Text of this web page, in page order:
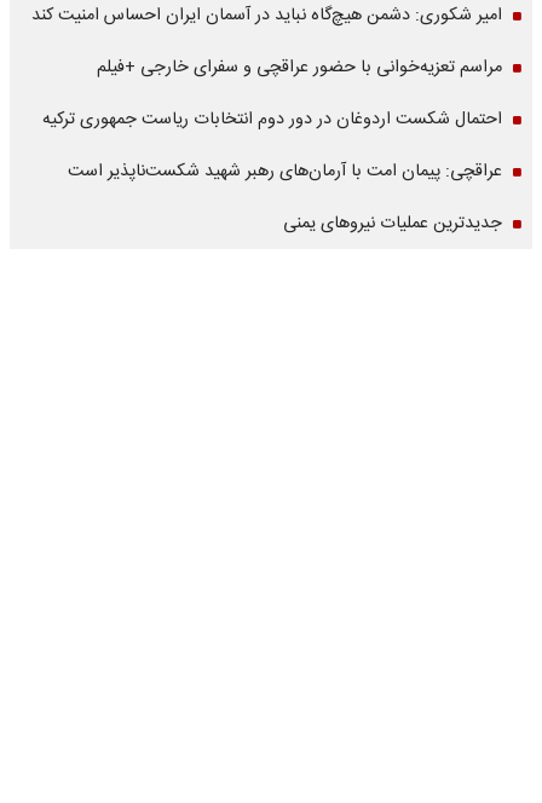
امیر شکوری: دشمن هیچ‌گاه نباید در آسمان ایران احساس امنیت کند
مراسم تعزیه‌خوانی با حضور عراقچی و سفرای خارجی +فیلم
احتمال شکست اردوغان در دور دوم انتخابات ریاست جمهوری ترکیه
عراقچی: پیمان امت با آرمان‌های رهبر شهید شکست‌ناپذیر است
جدیدترین عملیات نیروهای یمنی